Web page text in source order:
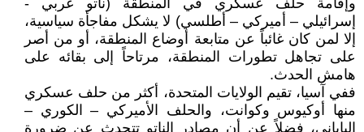
وإقامة حلف عسكري في المنطقة (ناتو عربي -
إسرائيلي – أميركي – أطلسي) لا يشكل مفاجأة سياسية،
إلا لمن كان غائباً عن متابعة أوضاع المنطقة، أو من أصر
على تجاهل تطورات المنطقة، مرتاحاً إلى بقائه على
هامش الحدث.
ففي آسيا، تقيم الولايات المتحدة، أكثر من حلف عسكري
منها أوكيوس وكوانت، والحلف الأميركي – الكوري –
الياباني، فضلاً عن أن مصادر الناتو تتحدث عن ضرورة